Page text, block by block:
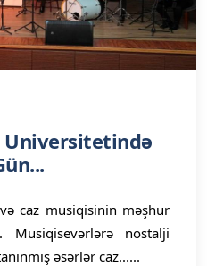
Universitetində
caz musiqisinin məşhur
nostalji
əsərlər caz......